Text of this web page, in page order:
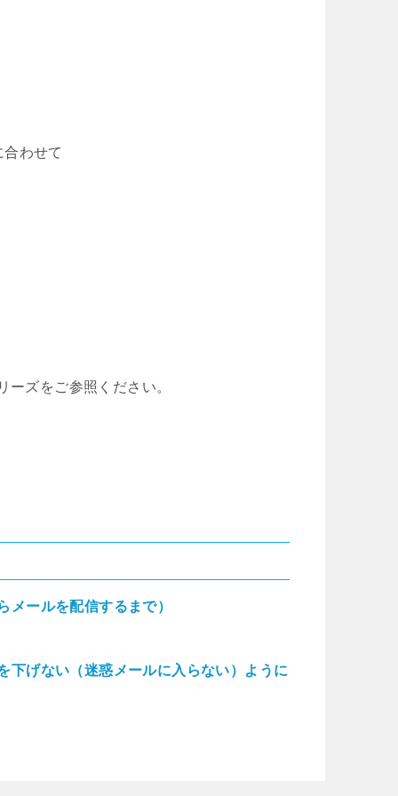
わせて
ズをご参照ください。
ールを配信するまで）
下げない（迷惑メールに入らない）ように